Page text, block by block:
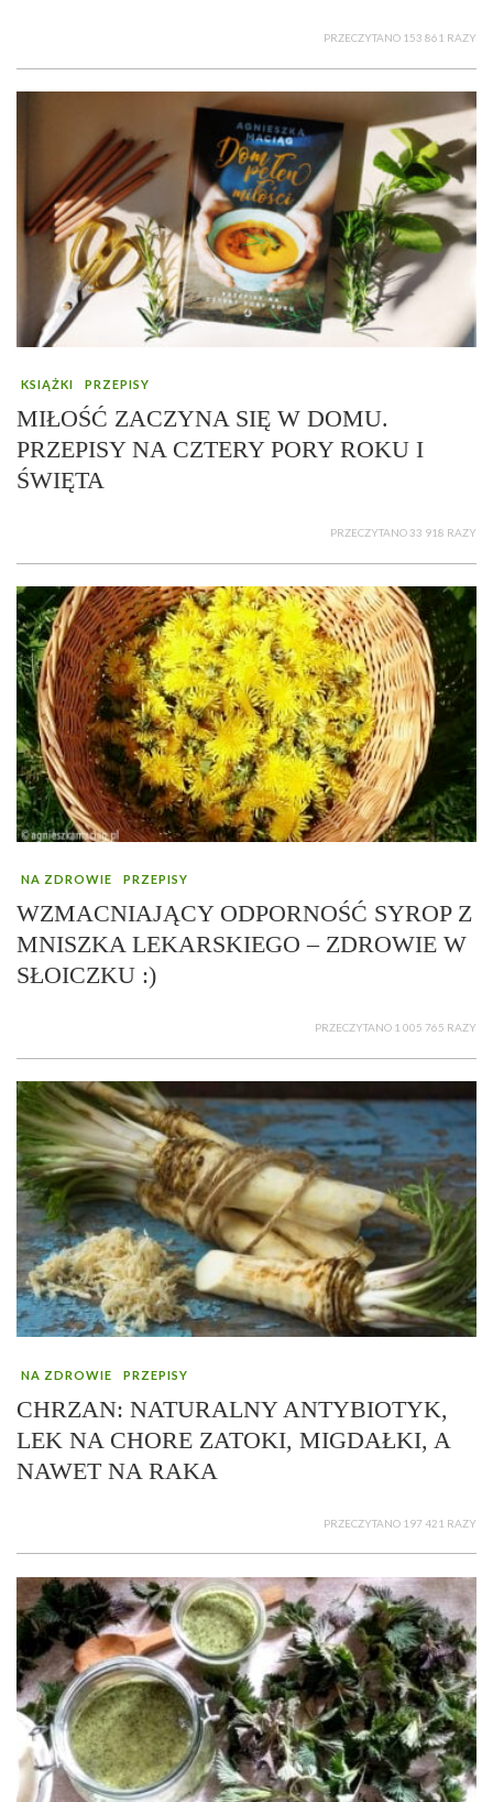
PRZECZYTANO 153 861 RAZY
KSIĄŻKI PRZEPISY
MIŁOŚĆ ZACZYNA SIĘ W DOMU.
PRZEPISY NA CZTERY PORY ROKU I
ŚWIĘTA
PRZECZYTANO 33 918 RAZY
NA ZDROWIE PRZEPISY
WZMACNIAJĄCY ODPORNOŚĆ SYROP Z
MNISZKA LEKARSKIEGO – ZDROWIE W
SŁOICZKU :)
PRZECZYTANO 1 005 765 RAZY
NA ZDROWIE PRZEPISY
CHRZAN: NATURALNY ANTYBIOTYK,
LEK NA CHORE ZATOKI, MIGDAŁKI, A
NAWET NA RAKA
PRZECZYTANO 197 421 RAZY